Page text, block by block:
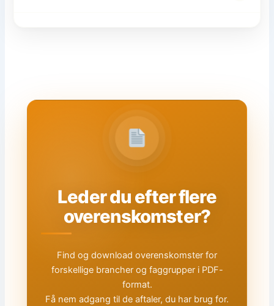
Leder du efter flere
overenskomster?
Find og download overenskomster for
forskellige brancher og faggrupper i PDF-
format.
Få nem adgang til de aftaler, du har brug for.